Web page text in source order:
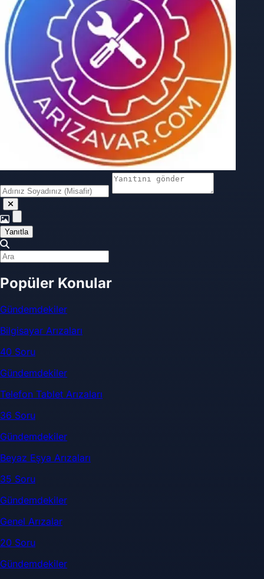
Yanıtla
Popüler Konular
Gündemdekiler
Bilgisayar Arızaları
40 Soru
Gündemdekiler
Telefon Tablet Arızaları
36 Soru
Gündemdekiler
Beyaz Eşya Arızaları
35 Soru
Gündemdekiler
Genel Arızalar
20 Soru
Gündemdekiler